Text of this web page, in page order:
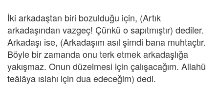
İki arkadaştan biri bozulduğu için, (Artık
arkadaşından vazgeç! Çünkü o sapıtmıştır) dediler.
Arkadaşı ise, (Arkadaşım asıl şimdi bana muhtaçtır.
Böyle bir zamanda onu terk etmek arkadaşlığa
yakışmaz. Onun düzelmesi için çalışacağım. Allahü
teâlâya ıslahı için dua edeceğim) dedi.